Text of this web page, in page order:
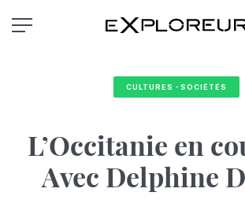
au
CULTURES・SOCIÉTÉS
L’Occitanie en
Avec Delphine